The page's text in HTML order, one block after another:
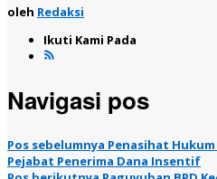
oleh Redaksi
Ikuti Kami Pada
Navigasi pos
Pos sebelumnya Penasihat
Pejabat Penerima Dana Insentif